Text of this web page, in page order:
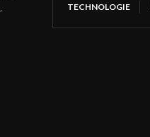
TECHNOLOGIE